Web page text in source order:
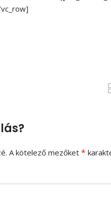
A kötelező mezőket *